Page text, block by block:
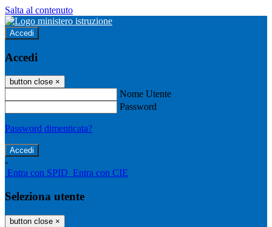
Salta al contenuto
Accedi
Accedi
button close ×
Nome Utente
Password
Password dimenticata?
-
Entra con SPID Entra con CIE
Seleziona utente
button close ×